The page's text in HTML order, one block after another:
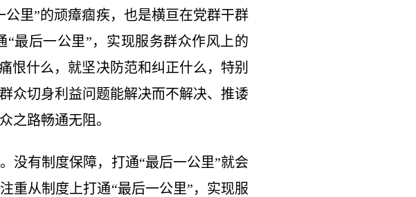
里”的顽瘴痼疾，也是横亘在党群干群
最后一公里”，实现服务群众作风上的
恨什么，就坚决防范和纠正什么，特别
众切身利益问题能解决而不解决、推诿
之路畅通无阻。
没有制度保障，打通“最后一公里”就会
重从制度上打通“最后一公里”，实现服